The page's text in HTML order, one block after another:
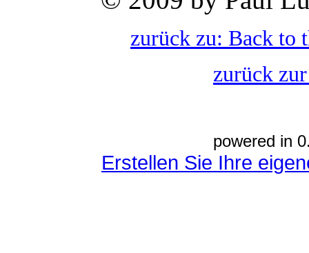
zurück zu: Back to
zurück
powered in
Erstellen Sie Ihre